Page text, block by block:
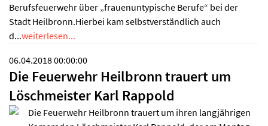
Berufsfeuerwehr über „frauenuntypische Berufe“ bei der
Stadt Heilbronn.Hierbei kam selbstverständlich auch
d...weiterlesen...
06.04.2018 00:00:00
Die Feuerwehr Heilbronn trauert um
Löschmeister Karl Rappold
Die Feuerwehr Heilbronn trauert um ihren langjährigen